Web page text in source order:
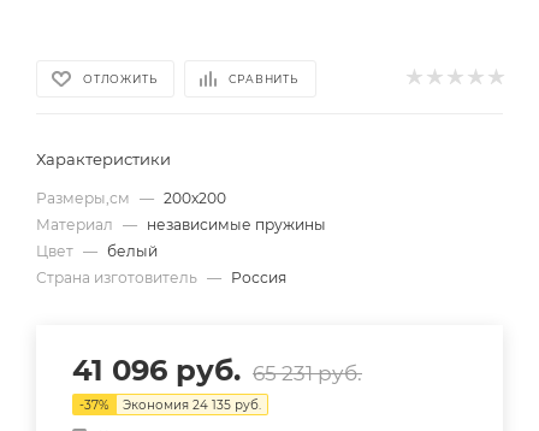
ОТЛОЖИТЬ СРАВНИТЬ
Характеристики
Размеры,см — 200х200
Материал — независимые пружины
Цвет — белый
Страна изготовитель — Россия
41 096 руб. 65 231руб.
-37% Экономия 24 135 руб.